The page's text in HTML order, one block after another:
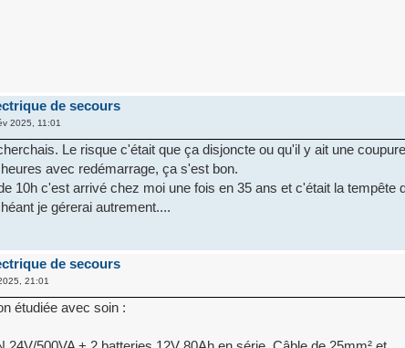
de secours
2025, 11:01
Le risque c'était que ça disjoncte ou qu'il y ait une
avec redémarrage, ça s'est bon.
10h c'est arrivé chez moi une fois en 35 ans et c'était la tempête
je gérerai autrement....
de secours
21:01
étudiée avec soin :